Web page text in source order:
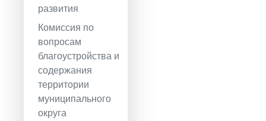
развития
Комиссия по
вопросам
благоустройства и
содержания
территории
муниципального
округа